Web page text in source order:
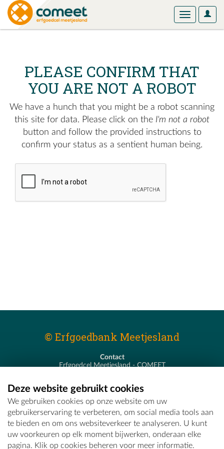
User
Toggle
PLEASE CONFIRM THAT
YOU ARE NOT A ROBOT
We have a hunch that you might be a robot scanning
this site for data. Please click on the I'm not a robot
button and follow the provided instructions to
confirm your status as a sentient human being.
© Erfgoedbank Meetjesland
Contact
Erfgoedcel Meetjesland - COMEET
T - 09 373 75 96
E -erfgoedcel@comeet.be
Deze website gebruikt cookies
We gebruiken cookies op onze website om uw
gebruikerservaring te verbeteren, om social media tools aan
te bieden en om ons websiteverkeer te analyseren. U kunt
uw voorkeuren op elk moment bijwerken, onderaan elke
pagina. Klik op cookies beheren voor meer informatie.